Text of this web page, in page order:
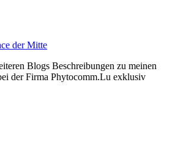
der Mitte
Blogs Beschreibungen zu meinen
der Firma Phytocomm.Lu exklusiv